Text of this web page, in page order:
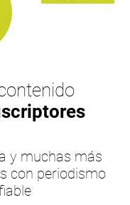
y muchas más
con periodismo